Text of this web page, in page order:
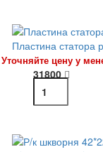
Пластина статора
Уточняйте цену у
31800